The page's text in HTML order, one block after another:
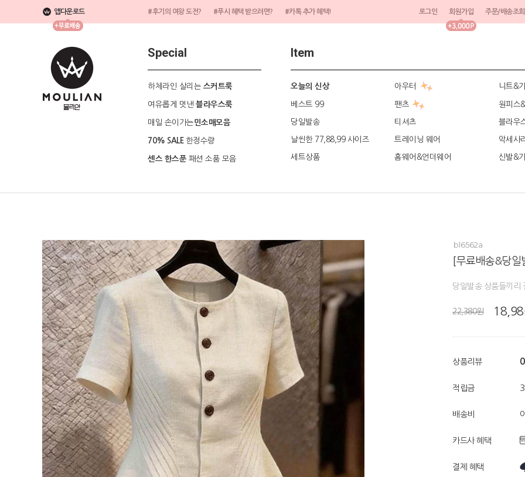
앱다운로드 #후기의 여왕 도전? #푸시 혜택 받으려면? #카톡 추가 혜택! 로그인 회원가입 주문/배송조회
Special
하체라인 살리는 스커트룩
여유롭게 멋낸 블라우스룩
매일 손이가는민소매모음
70% SALE 한정수량
센스 한스푼패션 소품 모음
Item
오늘의 신상 아우터 니트&
베스트 99 팬츠 원피스
당일발송 티셔츠 블라우
날씬한 77,88,99 사이즈 트레이닝 웨어 악세사
세트상품 홈웨어&언더웨어 신발&
bl6562a
[무료배송&당일
당일발송 상품들끼리
22,380원
상품리뷰 0
적립금
배송비
카드사 혜택
결제 혜택